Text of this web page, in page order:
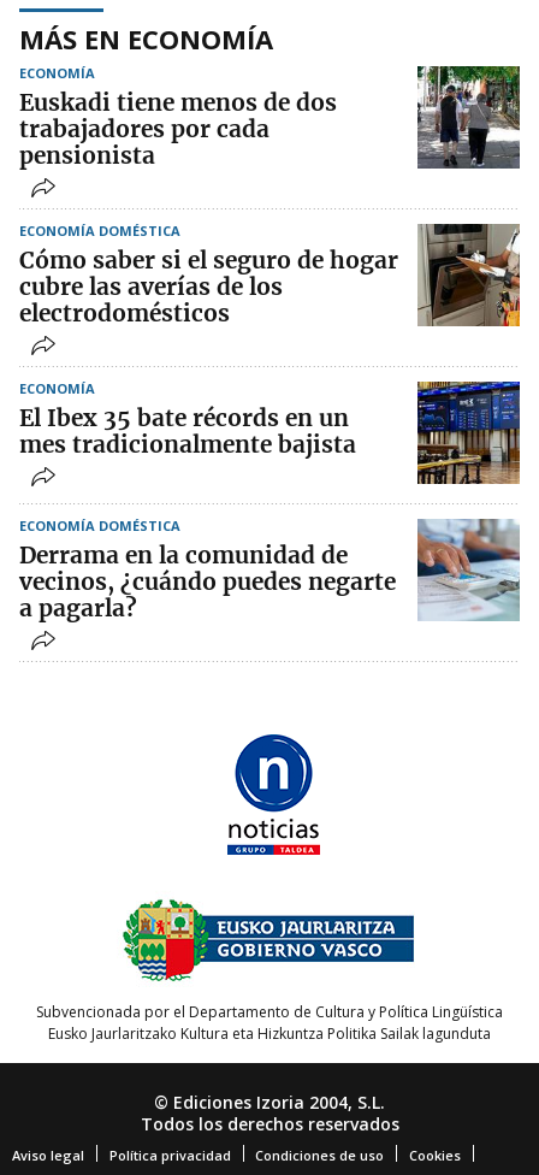
MÁS EN ECONOMÍA
ECONOMÍA
Euskadi tiene menos de dos
trabajadores por cada
pensionista
ECONOMÍA DOMÉSTICA
Cómo saber si el seguro de hogar
cubre las averías de los
electrodomésticos
ECONOMÍA
El Ibex 35 bate récords en un
mes tradicionalmente bajista
ECONOMÍA DOMÉSTICA
Derrama en la comunidad de
vecinos, ¿cuándo puedes negarte
a pagarla?
Subvencionada por el Departamento de Cultura y Política Lingüística
Eusko Jaurlaritzako Kultura eta Hizkuntza Politika Sailak lagunduta
© Ediciones Izoria 2004, S.L.
Todos los derechos reservados
Aviso legal Política privacidad Condiciones de uso Cookies